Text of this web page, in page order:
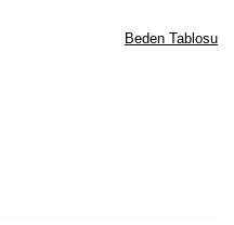
Beden Tablosu